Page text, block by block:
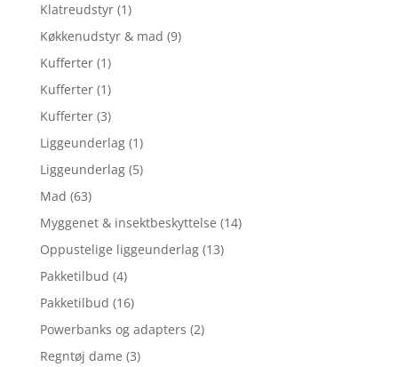
Klatreudstyr (1)
Køkkenudstyr & mad (9)
Kufferter (1)
Kufferter (1)
Kufferter (3)
Liggeunderlag (1)
Liggeunderlag (5)
Mad (63)
Myggenet & insektbeskyttelse (14)
Oppustelige liggeunderlag (13)
Pakketilbud (4)
Pakketilbud (16)
Powerbanks og adapters (2)
Regntøj dame (3)